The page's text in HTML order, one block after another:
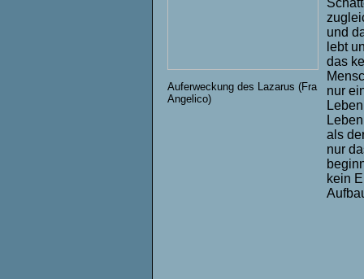
Auferweckung des Lazarus (Fra
Angelico)
und
lebt
das
nur
als
nur
kein